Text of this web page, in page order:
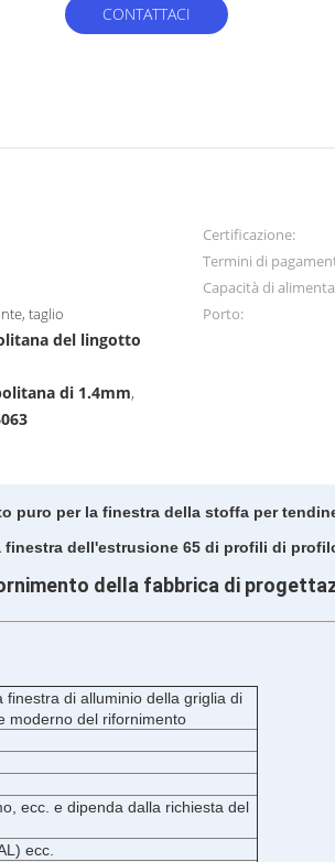
CONTATTACI
Certificazione:
Termini di
Capacità di
taglio Porto:
del lingotto
di 1.4mm,
puro per la finestra della stoffa per
dell'estrusione 65 di profili di
della fabbrica di
di alluminio della griglia di
moderno del rifornimento
ecc. e dipenda dalla richiesta del
ecc.